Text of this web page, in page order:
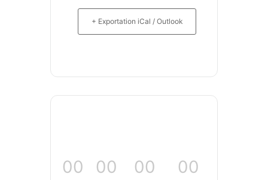
+ Exportation iCal / Outlook
00 00 00 00